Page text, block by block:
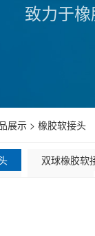
致力于
展示 > 橡胶软接头
双球橡胶软